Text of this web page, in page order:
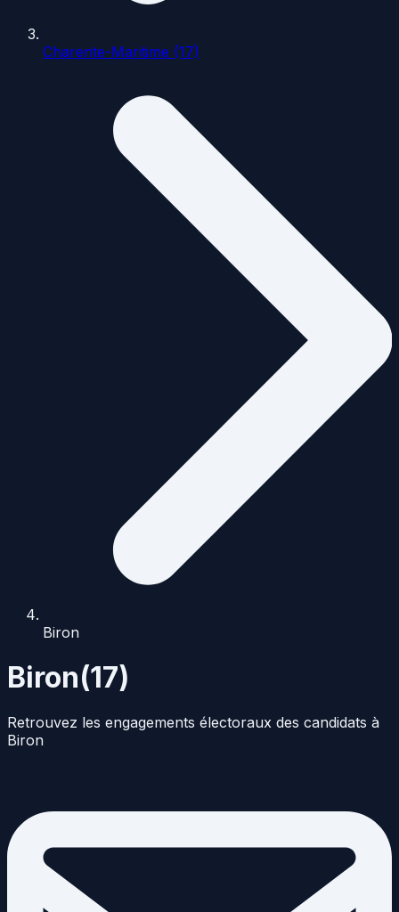
Charente-Maritime (17)
Biron
Biron(17)
Retrouvez les engagements électoraux des candidats à
Biron